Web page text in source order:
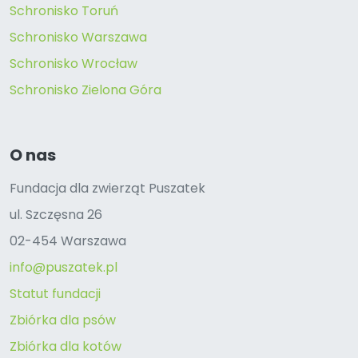
Schronisko Toruń
Schronisko Warszawa
Schronisko Wrocław
Schronisko Zielona Góra
O nas
Fundacja dla zwierząt Puszatek
ul. Szczęsna 26
02-454 Warszawa
info@puszatek.pl
Statut fundacji
Zbiórka dla psów
Zbiórka dla kotów